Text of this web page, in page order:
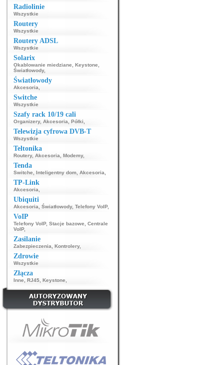
Radiolinie
Wszystkie
Routery
Wszystkie
Routery ADSL
Wszystkie
Solarix
Okablowanie miedziane Keystone
Światłowody,
Światłowody
Akcesoria
Switche
Wszystkie
Szafy rack 10/19 cali
Organizery, Akcesoria Półki
Telewizja cyfrowa DVB-T
Wszystkie
Teltonika
Routery, Akcesoria Modemy,
Tenda
Switche Inteligentny dom Akcesoria
TP-Link
Akcesoria
Ubiquiti
Akcesoria Światłowody, Telefony VoIP,
VoIP
Telefony VoIP, Stacje bazowe
Centrale
VoIP,
Zasilanie
Zabezpieczenia Kontrolery,
Zdrowie
Wszystkie
Złącza
Inne RJ45 Keystone